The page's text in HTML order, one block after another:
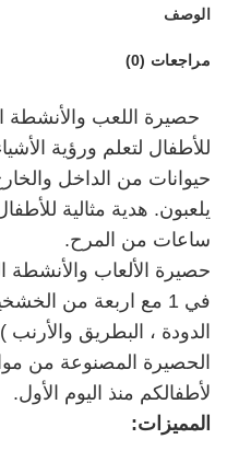
الوصف
مراجعات (0)
حصيرة اللعب والأنشطة
للأطفال لتعلم ورؤية
حيوانات من الداخل
يلعبون. هدية مثالية
ساعات من المرح.
في 1 مع اربعة من
الدودة ، البطريق
الحصيرة المصنوعة من
لأطفالكم منذ اليوم الأول.
المميزات: